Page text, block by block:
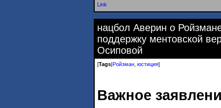
Link
нацбол Аверин о
поддержку ментовской
Осиповой
[Tags Ройзман юстиция]
Важное